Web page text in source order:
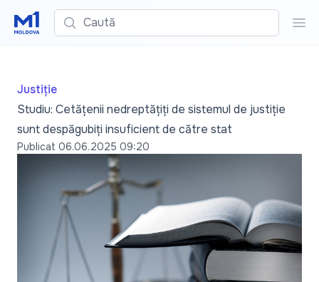
Caută
Justiție
Studiu: Cetățenii nedreptățiți de sistemul de justiție
sunt despăgubiți insuficient de către stat
Publicat 06.06.2025 09:20